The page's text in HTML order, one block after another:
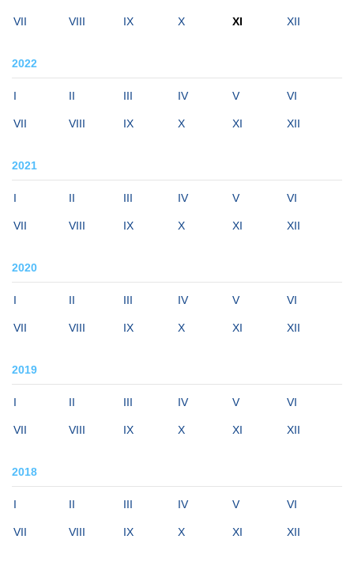
VII VIII IX X XI XII
2022
I II III IV V VI
VII VIII IX X XI XII
2021
I II III IV V VI
VII VIII IX X XI XII
2020
I II III IV V VI
VII VIII IX X XI XII
2019
I II III IV V VI
VII VIII IX X XI XII
2018
I II III IV V VI
VII VIII IX X XI XII